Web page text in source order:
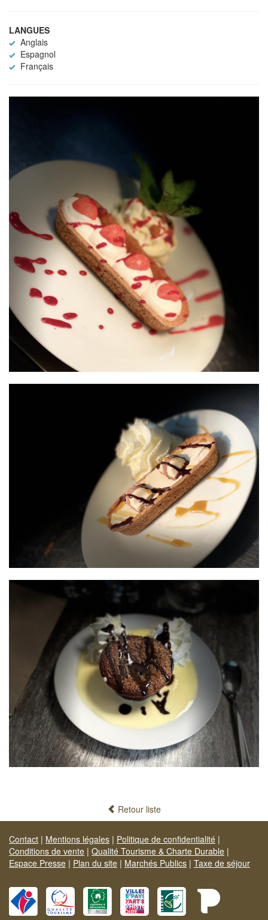
LANGUES
Anglais
Espagnol
Français
Retour liste
Contact | Mentions légales | Politique de confidentialité |
Conditions de vente | Qualité Tourisme & Charte Durable |
Espace Presse | Plan du site | Marchés Publics | Taxe de séjour